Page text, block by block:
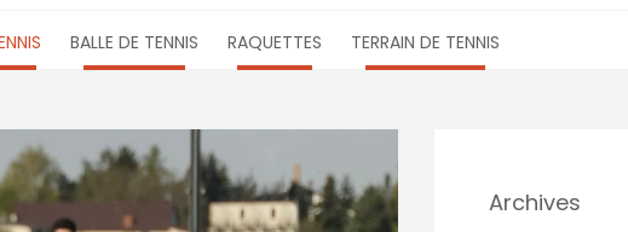
BALLE DE TENNIS RAQUETTES TERRAIN DE TENNIS
Archives